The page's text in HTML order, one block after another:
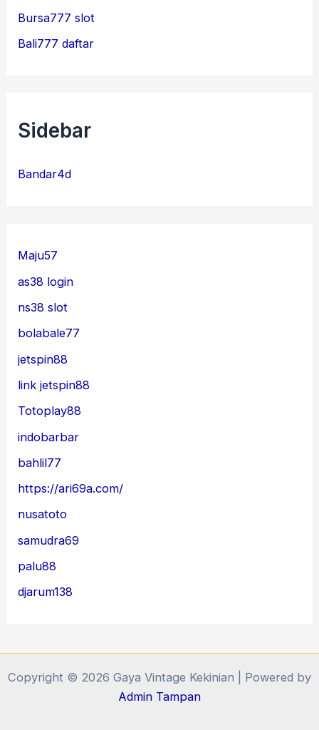
Bursa777 slot
Bali777 daftar
Sidebar
Bandar4d
Maju57
as38 login
ns38 slot
bolabale77
jetspin88
link jetspin88
Totoplay88
indobarbar
bahlil77
https://ari69a.com/
nusatoto
samudra69
palu88
djarum138
Copyright © 2026 Gaya Vintage Kekinian | Powered by
Admin Tampan